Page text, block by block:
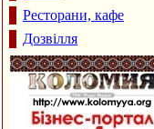
Ресторани, кафе
Дозвілля